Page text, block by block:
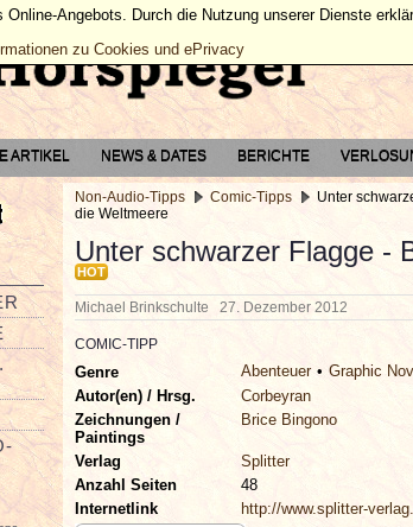
ARTIKEL NEWS & DATES BERICHTE
Non-Audio-Tipps Comic-Tipps
Unter
die Weltmeere
Unter schwarzer Flagge -
HOT
Michael Brinkschulte 27. Dezember 2012
COMIC-TIPP
Genre Abenteuer Graphic
Autor(en) / Hrsg.
Corbeyran
Zeichnungen /
Paintings
Brice Bingono
Verlag
Splitter
Anzahl Seiten
48
Internetlink
http://www.splitter-
Angebots. Durch die Nutzung unserer Dienste
zu Cookies und ePrivacy